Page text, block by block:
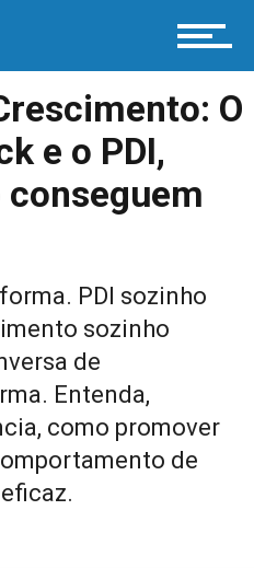
O
e o PDI,
PDI sozinho
sozinho
de
Entenda,
como promover
de